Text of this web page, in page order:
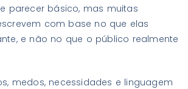
parecer básico, mas muitas
com base no que elas
e não no que o público realmente
medos, necessidades e linguagem